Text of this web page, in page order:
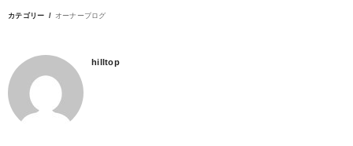
カテゴリー オーナーブログ
hilltop